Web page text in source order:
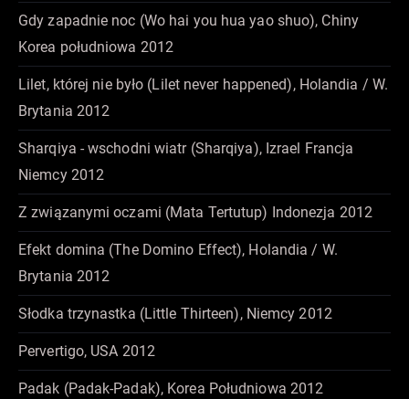
Gdy zapadnie noc (Wo hai you hua yao shuo), Chiny
Korea południowa 2012
Lilet, której nie było (Lilet never happened), Holandia / W.
Brytania 2012
Sharqiya - wschodni wiatr (Sharqiya), Izrael Francja
Niemcy 2012
Z związanymi oczami (Mata Tertutup) Indonezja 2012
Efekt domina (The Domino Effect), Holandia / W.
Brytania 2012
Słodka trzynastka (Little Thirteen), Niemcy 2012
Pervertigo, USA 2012
Padak (Padak-Padak), Korea Południowa 2012